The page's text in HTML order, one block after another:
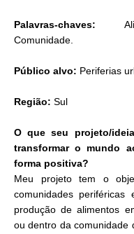
Palavras-chaves:
Comunidade.
Público alvo: Periferias
Região: Sul
O que seu projeto/
transformar o mundo
forma positiva?
Meu projeto tem o
comunidades periféricas
produção de alimentos
ou dentro da comunidade